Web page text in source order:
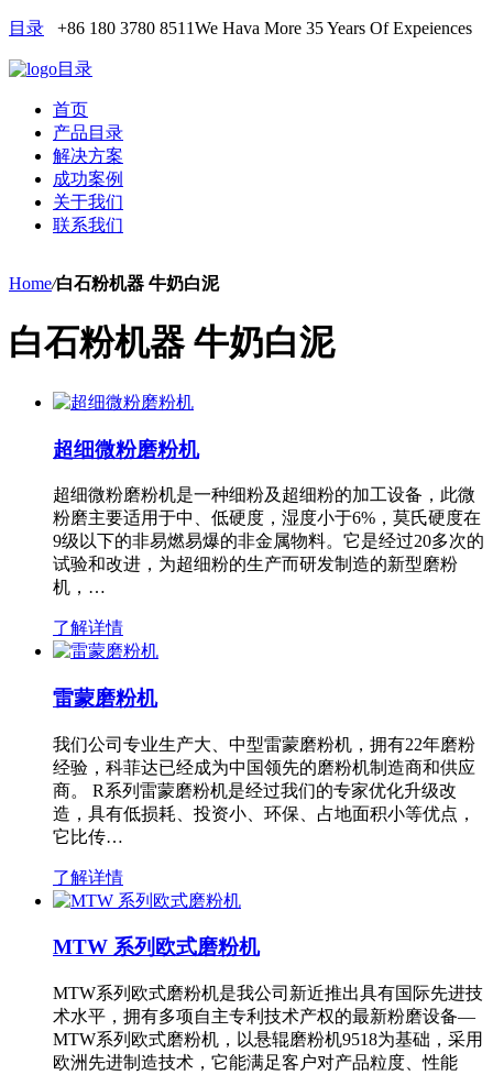
目录 +86 180 3780 8511We Hava More 35 Years Of Expeiences
目录
首页
产品目录
解决方案
成功案例
关于我们
联系我们
Home/白石粉机器 牛奶白泥
白石粉机器 牛奶白泥
超细微粉磨粉机
超细微粉磨粉机是一种细粉及超细粉的加工设备，此微
粉磨主要适用于中、低硬度，湿度小于6%，莫氏硬度在
9级以下的非易燃易爆的非金属物料。它是经过20多次的
试验和改进，为超细粉的生产而研发制造的新型磨粉
机，…
了解详情
雷蒙磨粉机
我们公司专业生产大、中型雷蒙磨粉机，拥有22年磨粉
经验，科菲达已经成为中国领先的磨粉机制造商和供应
商。 R系列雷蒙磨粉机是经过我们的专家优化升级改
造，具有低损耗、投资小、环保、占地面积小等优点，
它比传…
了解详情
MTW 系列欧式磨粉机
MTW系列欧式磨粉机是我公司新近推出具有国际先进技
术水平，拥有多项自主专利技术产权的最新粉磨设备—
MTW系列欧式磨粉机，以悬辊磨粉机9518为基础，采用
欧洲先进制造技术，它能满足客户对产品粒度、性能